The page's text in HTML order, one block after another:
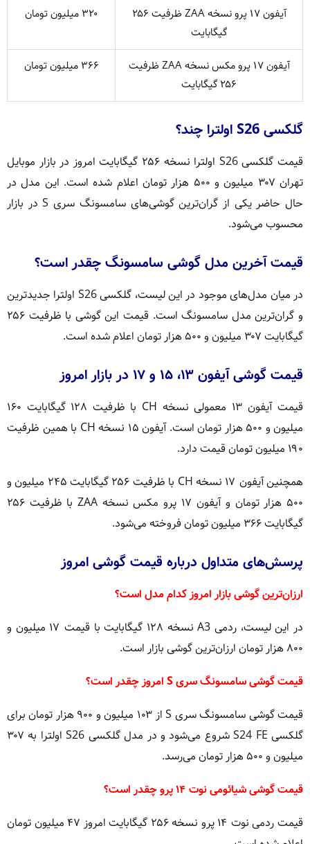
آیفون ۱۷ پرو نسخه ZAA ظرفیت ۲۵۶
گیگابایت
۳۲۰ میلیون تومان
آیفون ۱۷ پرو مکس نسخه ZAA ظرفیت
۲۵۶ گیگابایت
۳۶۶ میلیون تومان
گلکسی S26 اولترا چند؟
قیمت گلکسی S26 اولترا نسخه ۲۵۶ گیگابایت امروز در بازار موبایل
تهران ۳۰۷ میلیون و ۵۰۰ هزار تومان اعلام شده است. این مدل در
حال حاضر یکی از گران‌ترین گوشی‌های سامسونگ سری S در بازار
محسوب می‌شود.
قیمت آخرین مدل گوشی سامسونگ چقدر است؟
در میان مدل‌های موجود در این لیست، گلکسی S26 اولترا جدیدترین
و گران‌ترین مدل سامسونگ است. قیمت این گوشی با ظرفیت ۲۵۶
گیگابایت ۳۰۷ میلیون و ۵۰۰ هزار تومان اعلام شده است.
قیمت گوشی آیفون ۱۳، ۱۵ و ۱۷ در بازار امروز
قیمت آیفون ۱۳ معمولی نسخه CH با ظرفیت ۱۲۸ گیگابایت ۱۶۰
میلیون و ۵۰۰ هزار تومان است. آیفون ۱۵ نسخه CH با همین ظرفیت
۱۹۰ میلیون تومان قیمت دارد.
همچنین آیفون ۱۷ نسخه CH با ظرفیت ۲۵۶ گیگابایت ۲۴۵ میلیون و
۵۰۰ هزار تومان و آیفون ۱۷ پرو مکس نسخه ZAA با ظرفیت ۲۵۶
گیگابایت ۳۶۶ میلیون تومان فروخته می‌شود.
پرسش‌های متداول درباره قیمت گوشی امروز
ارزان‌ترین گوشی بازار امروز کدام مدل است؟
در این لیست، ردمی A3 نسخه ۱۲۸ گیگابایت با قیمت ۱۷ میلیون و
۸۰۰ هزار تومان ارزان‌ترین گوشی بازار است.
قیمت گوشی سامسونگ سری S امروز چقدر است؟
قیمت گوشی سامسونگ سری S از ۱۰۳ میلیون و ۹۰۰ هزار تومان برای
گلکسی S24 FE شروع می‌شود و در مدل گلکسی S26 اولترا به ۳۰۷
میلیون و ۵۰۰ هزار تومان می‌رسد.
قیمت گوشی شیائومی نوت ۱۴ پرو چقدر است؟
قیمت ردمی نوت ۱۴ پرو نسخه ۲۵۶ گیگابایت امروز ۴۷ میلیون تومان